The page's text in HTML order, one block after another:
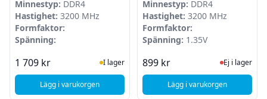
Minnestyp: DDR4
Hastighet: 3200 MHz
Formfaktor:
Spänning:
1 709 kr I Lager
I lager
Lägg i varukorgen, G.Skill Aegis DDR4 16GB (2 x 8GB) 3200MHz
Minnestyp: DDR4
Hastighet: 3200 MHz
Formfaktor:
Spänning: 1.35V
899 kr Ej i lager,
Ej i lager
Lägg i varukorgen, G.Skill Aegis DDR4